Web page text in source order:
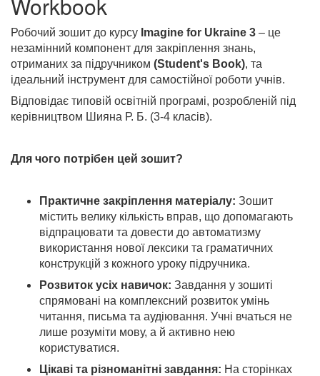
Робочий зошит до курсу Imagine for Ukraine 3 – це
незамінний компонент для закріплення знань,
отриманих за підручником (Student's Book), та
ідеальний інструмент для самостійної роботи учнів.
Відповідає типовій освітній програмі, розробленій під
керівництвом Шияна Р. Б. (3-4 класів).
Для чого потрібен цей зошит?
Практичне закріплення матеріалу: Зошит
містить велику кількість вправ, що допомагають
відпрацювати та довести до автоматизму
використання нової лексики та граматичних
конструкцій з кожного уроку підручника.
Розвиток усіх навичок: Завдання у зошиті
спрямовані на комплексний розвиток умінь
читання, письма та аудіювання. Учні вчаться не
лише розуміти мову, а й активно нею
користуватися.
Цікаві та різноманітні завдання: На сторінках